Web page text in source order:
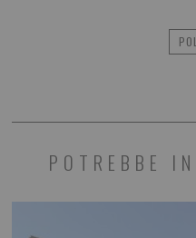
POTREBBE